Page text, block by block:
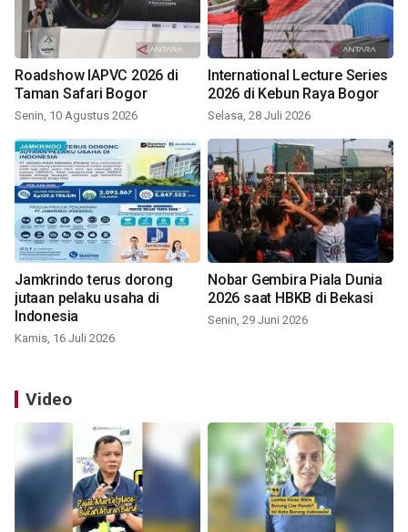
Roadshow IAPVC 2026 di
Taman Safari Bogor
Senin, 10 Agustus 2026
International Lecture Series
2026 di Kebun Raya Bogor
Selasa, 28 Juli 2026
Jamkrindo terus dorong
jutaan pelaku usaha di
Indonesia
Kamis, 16 Juli 2026
Nobar Gembira Piala Dunia
2026 saat HBKB di Bekasi
Senin, 29 Juni 2026
Video